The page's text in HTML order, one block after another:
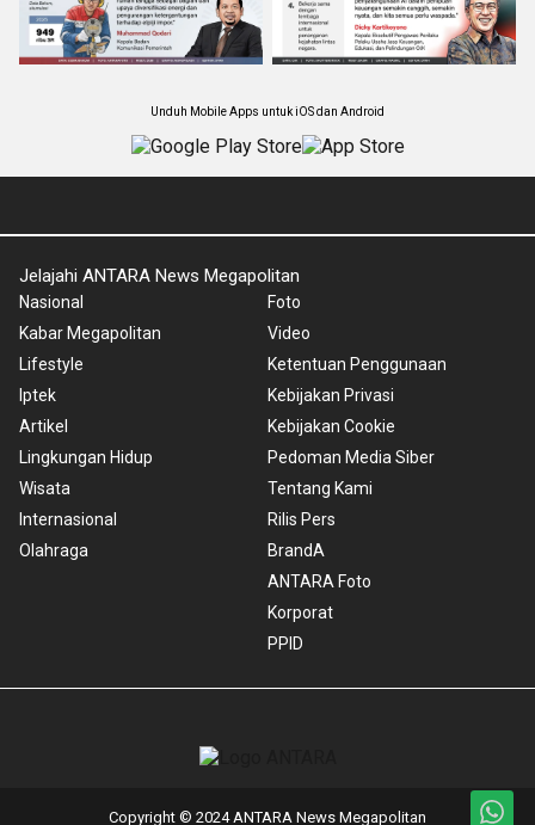
Unduh Mobile Apps untuk iOS dan Android
Jelajahi ANTARA News Megapolitan
Nasional
Kabar Megapolitan
Lifestyle
Iptek
Artikel
Lingkungan Hidup
Wisata
Internasional
Olahraga
Foto
Video
Ketentuan Penggunaan
Kebijakan Privasi
Kebijakan Cookie
Pedoman Media Siber
Tentang Kami
Rilis Pers
BrandA
ANTARA Foto
Korporat
PPID
Copyright © 2024 ANTARA News Megapolitan